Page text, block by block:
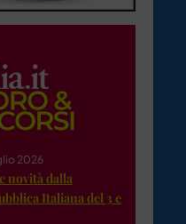
2026
novità dalla
Italiana del 3 e